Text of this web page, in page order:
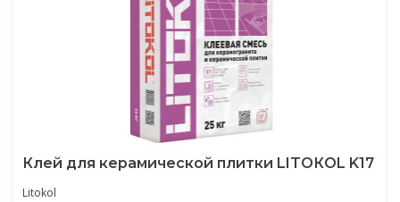
Клей для керамической плитки LITOКOL K17
Litokol